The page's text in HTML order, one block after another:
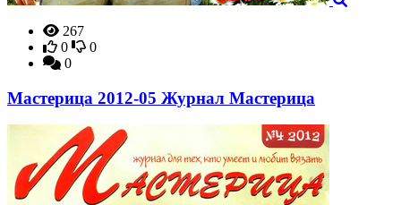
267
0
0
0
Мастерица 2012-05 Журнал Мастерица